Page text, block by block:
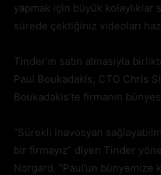
yapmak için büyük kolaylıklar
sürede çektiğiniz videoları
Tinder’ın satın almasıyla
Paul Boukadakis, CTO Chris
Boukadakis’te firmanın
“Sürekli inavosyan
bir firmayız” diyen Tinder
Norgard, “Paul’un bünyemize